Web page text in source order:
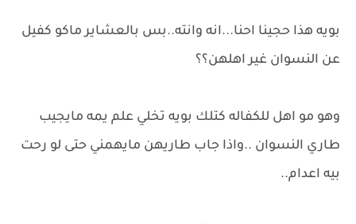
بويه هذا حجينا احنا...انه وانته..بس بالعشاير ماكو كفيل
عن النسوان غير اهلهن؟؟
وهو مو اهل للكفاله كتلك بويه تخلي علم يمه مايجيب
طاري النسوان ..واذا جاب طاريهن مايهمني حتى لو رحت
بيه اعدام..